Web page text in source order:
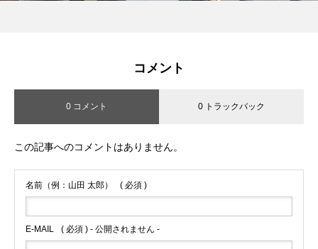
コメント
0 コメント 0 トラックバック
この記事へのコメントはありません。
名前（例：山田 太郎） ( 必須 )
E-MAIL ( 必須 ) - 公開されません -